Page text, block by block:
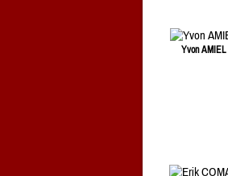
Yvon AMIEL